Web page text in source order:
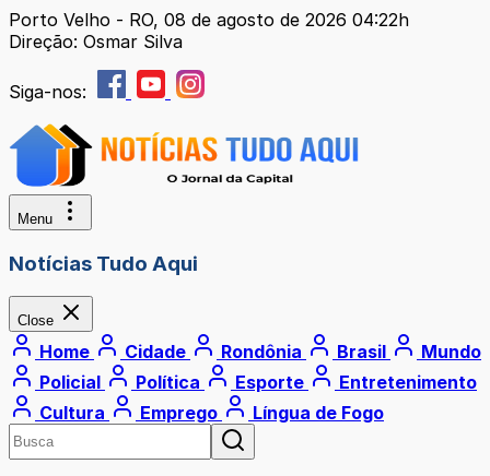
Porto Velho - RO, 08 de agosto de 2026 04:22h
Direção: Osmar Silva
Siga-nos:
Menu
Notícias Tudo Aqui
Close
Home Cidade Rondônia Brasil
Mundo
Policial
Política Esporte
Entretenimento
Cultura
Emprego Língua de Fogo